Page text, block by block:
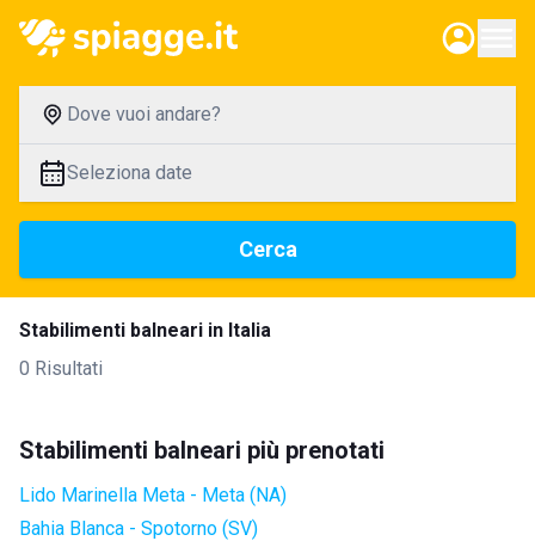
Dove vuoi andare?
Seleziona date
Cerca
Stabilimenti balneari in Italia
0 Risultati
Stabilimenti balneari più prenotati
Lido Marinella Meta - Meta (NA)
Bahia Blanca - Spotorno (SV)